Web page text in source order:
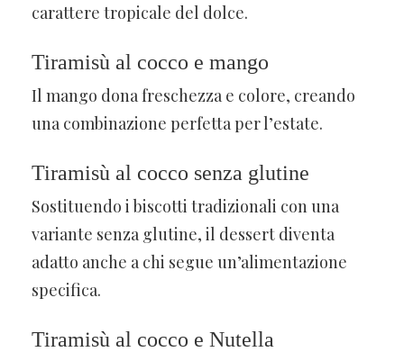
carattere tropicale del dolce.
Tiramisù al cocco e mango
Il mango dona freschezza e colore, creando
una combinazione perfetta per l’estate.
Tiramisù al cocco senza glutine
Sostituendo i biscotti tradizionali con una
variante senza glutine, il dessert diventa
adatto anche a chi segue un’alimentazione
specifica.
Tiramisù al cocco e Nutella